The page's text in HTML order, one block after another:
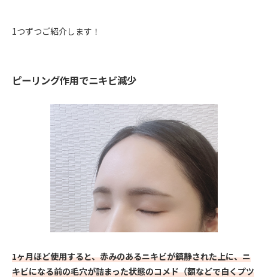
1つずつご紹介します！
ピーリング作用でニキビ減少
1ヶ月ほど使用すると、赤みのあるニキビが鎮静された上に、ニ
キビになる前の毛穴が詰まった状態のコメド（額などで白くプツ